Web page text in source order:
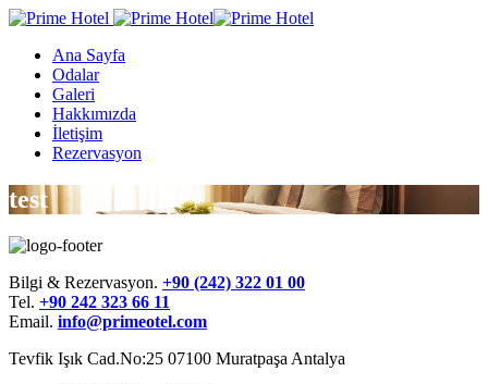
Ana Sayfa
Odalar
Galeri
Hakkımızda
İletişim
Rezervasyon
test
Bilgi & Rezervasyon. +90 (242) 322 01 00
Tel. +90 242 323 66 11
Email. info@primeotel.com
Tevfik Işık Cad.No:25 07100 Muratpaşa Antalya